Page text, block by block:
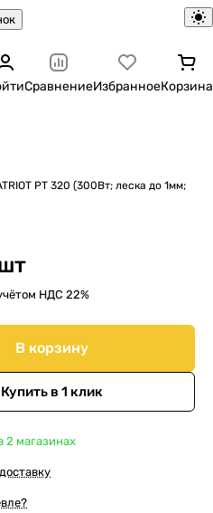
СравнениеИзбранноеКорзина
PT 320 (300Вт; леска до 1мм;
НДС 22%
В корзину
Купить в 1 клик
2 магазинах